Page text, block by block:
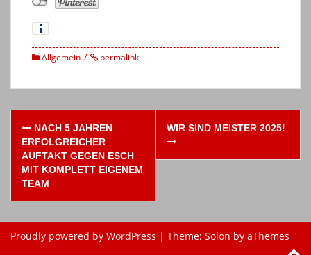
Allgemein permalink
Post
navigation
NACH 5 JAHREN
ERFOLGREICHER
AUFTAKT GEGEN ESCH
MIT KOMPLETT EIGENEM
TEAM
WIR SIND MEISTER 2025!
Proudly powered by WordPress | Theme: Solon by aThemes